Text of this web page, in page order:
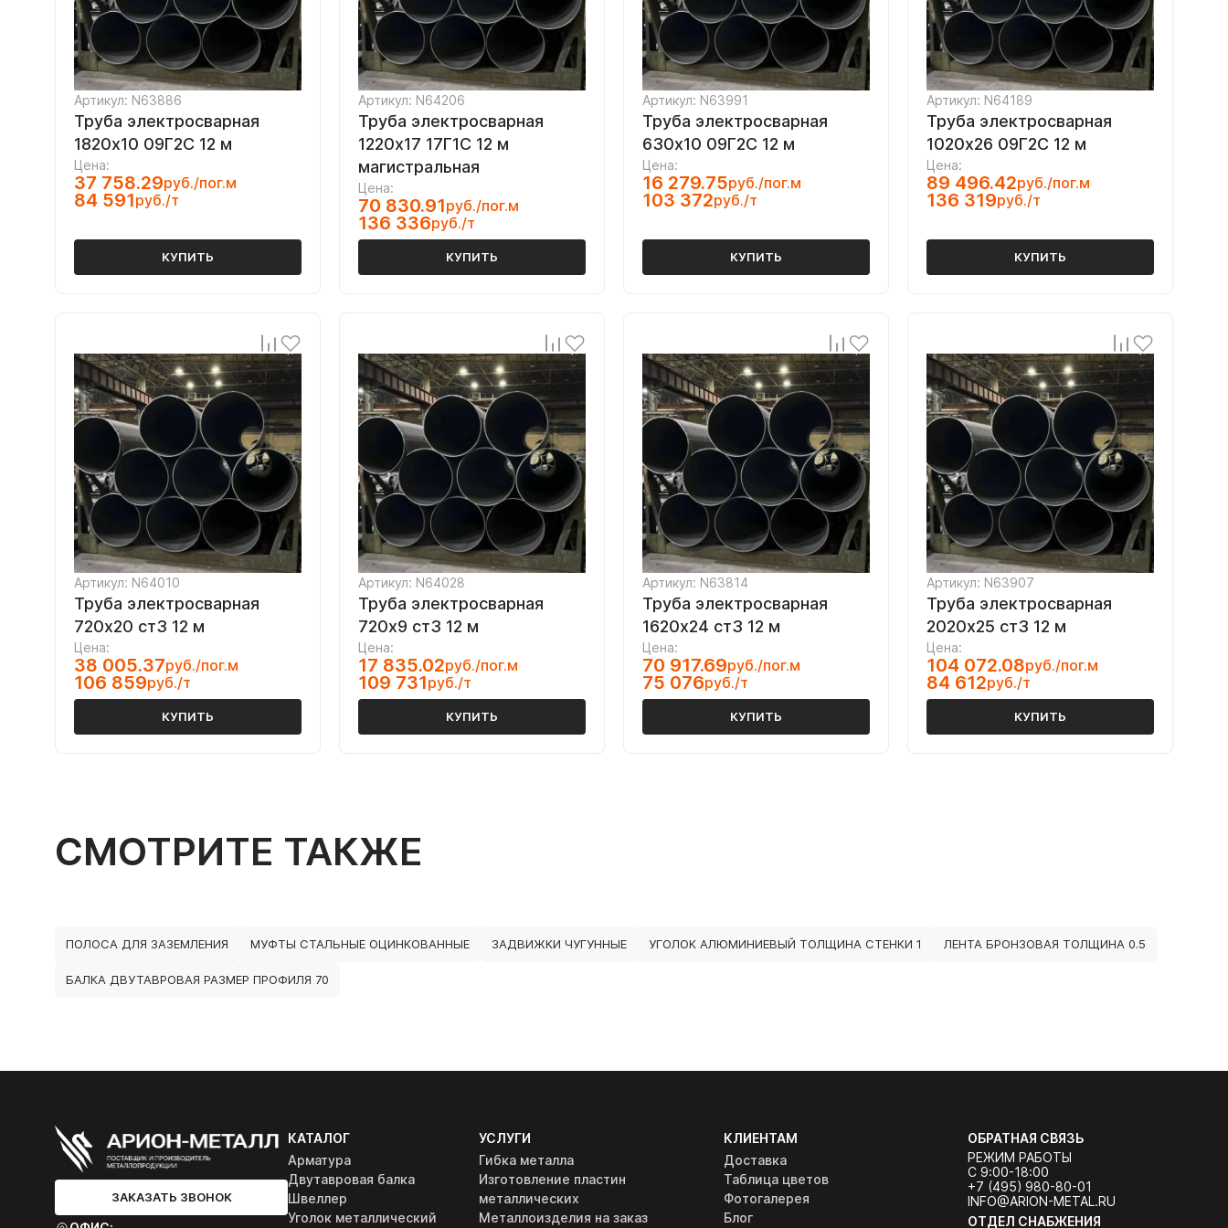
Артикул: N63886
Труба электросварная
1820х10 09Г2С 12 м
Цена:
37 758.29руб./пог.м
84 591руб./т
КУПИТЬ
Артикул: N64206
Труба электросварная
1220х17 17Г1С 12 м
магистральная
Цена:
70 830.91руб./пог.м
136 336руб./т
КУПИТЬ
Артикул: N63991
Труба электросварная
630х10 09Г2С 12 м
Цена:
16 279.75руб./пог.м
103 372руб./т
КУПИТЬ
Артикул: N64189
Труба электросварная
1020х26 09Г2С 12 м
Цена:
89 496.42руб./пог.м
136 319руб./т
КУПИТЬ
Артикул: N64010
Труба электросварная
720х20 ст3 12 м
Цена:
38 005.37руб./пог.м
106 859руб./т
КУПИТЬ
Артикул: N64028
Труба электросварная
720х9 ст3 12 м
Цена:
17 835.02руб./пог.м
109 731руб./т
КУПИТЬ
Артикул: N63814
Труба электросварная
1620х24 ст3 12 м
Цена:
70 917.69руб./пог.м
75 076руб./т
КУПИТЬ
Артикул: N63907
Труба электросварная
2020х25 ст3 12 м
Цена:
104 072.08руб./пог.м
84 612руб./т
КУПИТЬ
СМОТРИТЕ ТАКЖЕ
ПОЛОСА ДЛЯ ЗАЗЕМЛЕНИЯ МУФТЫ СТАЛЬНЫЕ ОЦИНКОВАННЫЕ ЗАДВИЖКИ ЧУГУННЫЕ УГОЛОК АЛЮМИНИЕВЫЙ ТОЛЩИНА СТЕНКИ 1 ЛЕНТА БРОНЗОВАЯ ТОЛЩИНА 0.5
БАЛКА ДВУТАВРОВАЯ РАЗМЕР ПРОФИЛЯ 70
ЗАКАЗАТЬ ЗВОНОК
КАТАЛОГ
Арматура
Двутавровая балка
Швеллер
Уголок металлический
УСЛУГИ
Гибка металла
Изготовление пластин
металлических
Металлоизделия на заказ
КЛИЕНТАМ
Доставка
Таблица цветов
Фотогалерея
Блог
ОБРАТНАЯ СВЯЗЬ
РЕЖИМ РАБОТЫ
С 9:00-18:00
+7 (495) 980-80-01
INFO@ARION-METAL.RU
ОТДЕЛ СНАБЖЕНИЯ